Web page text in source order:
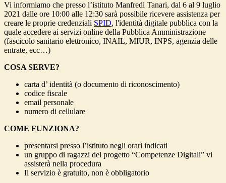
Vi informiamo che presso l’istituto Manfredi Tanari, dal 6 al 9 luglio
2021 dalle ore 10:00 alle 12:30 sarà possibile ricevere assistenza per
creare le proprie credenziali SPID, l'identità digitale pubblica con la
quale accedere ai servizi online della Pubblica Amministrazione
(fascicolo sanitario elettronico, INAIL, MIUR, INPS, agenzia delle
entrate, ecc…)
COSA SERVE?
carta d’ identità (o documento di riconoscimento)
codice fiscale
email personale
numero di cellulare
COME FUNZIONA?
presentarsi presso l’istituto negli orari indicati
un gruppo di ragazzi del progetto “Competenze Digitali” vi
assisterà nella procedura
Il servizio è gratuito, non è obbligatorio